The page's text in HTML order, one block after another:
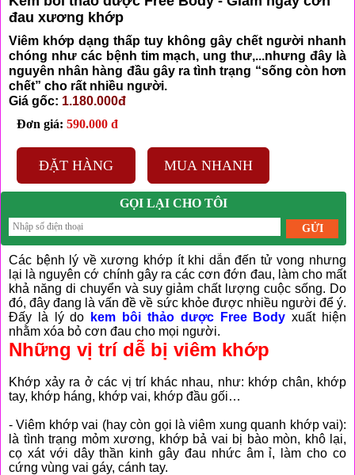
đau xương khớp
​Viêm khớp dạng thấp tuy không gây chết người nhanh
chóng như các bệnh tim mạch, ung thư,...nhưng đây là
nguyên nhân hàng đầu gây ra tình trạng “sống còn hơn
chết” cho rất nhiều người.
Giá gốc: 1.180.000đ
Đơn giá: 590.000 đ
ĐẶT HÀNG MUA NHANH
GỌI LẠI CHO TÔI
Các bệnh lý về xương khớp ít khi dẫn đến tử vong nhưng
lại là nguyên cớ chính gây ra các cơn đớn đau, làm cho mất
khả năng di chuyển và suy giảm chất lượng cuộc sống. Do
đó, đây đang là vấn đề về sức khỏe được nhiều người để ý.
Đấy là lý do
kem bôi thảo dược Free Body xuất hiện
nhằm xóa bỏ cơn đau cho mọi người.
Những vị trí dễ bị viêm khớp
Khớp xảy ra ở các vị trí khác nhau, như: khớp chân, khớp
tay, khớp háng, khớp vai, khớp đầu gối…
- Viêm khớp vai (hay còn gọi là viêm xung quanh khớp vai):
là tình trạng mỏm xương, khớp bả vai bị bào mòn, khô lại,
cọ xát với dây thần kinh gây đau nhức âm ỉ, làm cho co
cứng vùng vai gáy, cánh tay.